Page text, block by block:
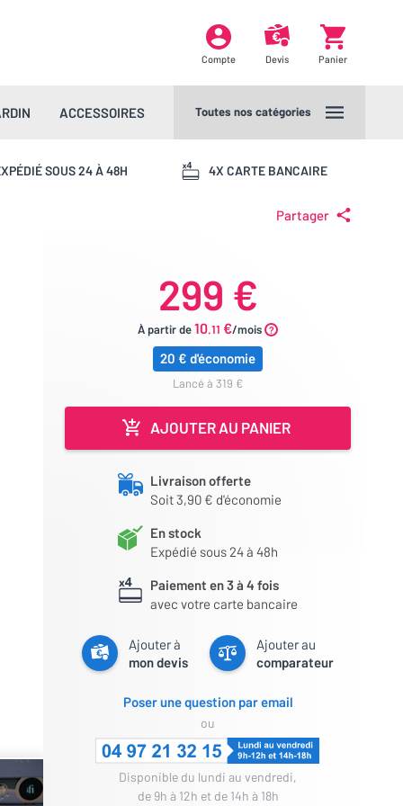
Compte Devis Panier
ACCESSOIRES Toutes nos catégories
SOUS 24 À 48H 4X CARTE BANCAIRE
Partager
299 €
À partir de10.11 €/mois
20 € d'économie
lancé à 319 €
AJOUTER AU PANIER
Livraison offerte
Soit 3,90 € d'économie
En stock
Expédié sous 24 à 48h
Paiement en 3 à 4 fois
avec votre carte bancaire
Ajouter à
mon devis
Ajouter au
comparateur
Poser une question par email
ou
Disponible du lundi au vendredi,
de 9h à 12h et de 14h à 18h